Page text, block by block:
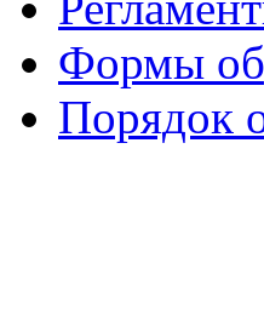
Формы
Порядок